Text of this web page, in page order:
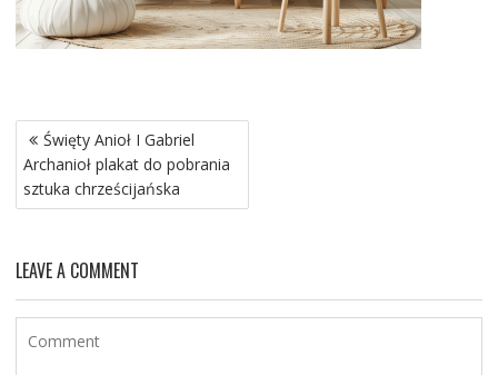
Nawigacja
wpisu
Święty Anioł I Gabriel
Archanioł plakat do pobrania
sztuka chrześcijańska
LEAVE A COMMENT